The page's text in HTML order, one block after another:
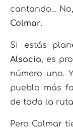
cantando…
Colmar.
Si estás
Alsacia, es
número uno.
pueblo más
de toda la
Pero Colmar